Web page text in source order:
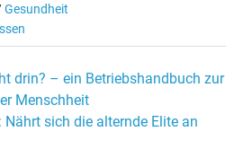
Gesundheit
drin? – ein Betriebshandbuch zur
Menschheit
Nährt sich die alternde Elite an